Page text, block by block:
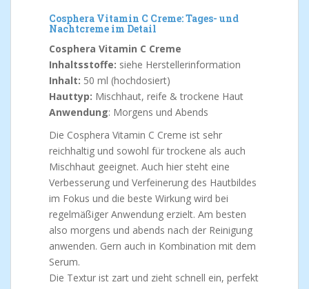
Cosphera Vitamin C Creme: Tages- und
Nachtcreme im Detail
Cosphera Vitamin C Creme
Inhaltsstoffe: siehe Herstellerinformation
Inhalt: 50 ml (hochdosiert)
Hauttyp: Mischhaut, reife & trockene Haut
Anwendung: Morgens und Abends
Die Cosphera Vitamin C Creme ist sehr
reichhaltig und sowohl für trockene als auch
Mischhaut geeignet. Auch hier steht eine
Verbesserung und Verfeinerung des Hautbildes
im Fokus und die beste Wirkung wird bei
regelmäßiger Anwendung erzielt. Am besten
also morgens und abends nach der Reinigung
anwenden. Gern auch in Kombination mit dem
Serum.
Die Textur ist zart und zieht schnell ein, perfekt